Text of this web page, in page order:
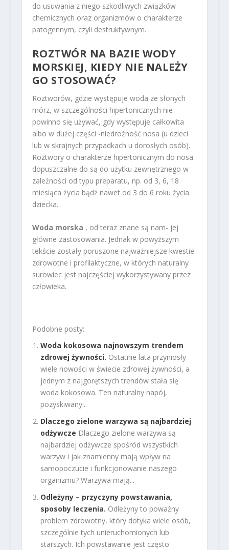
do usuwania z niego szkodliwych związków
chemicznych oraz organizmów o charakterze
patogennym, czyli destruktywnym.
ROZTWÓR NA BAZIE WODY
MORSKIEJ, KIEDY NIE NALEŻY
GO STOSOWAĆ?
Roztworów, gdzie występuje woda ze słonych
mórz, w szczególności hipertonicznych nie
powinno się używać, gdy występuje całkowita
albo w dużej części -niedrożność nosa (u dzieci
lub w skrajnych przypadkach u dorosłych osób).
Roztwory o charakterze hipertonicznym do nosa
dopuszczalne do są do użytku zewnętrznego w
zależności od typu preparatu, np. od 3, 6, 18
miesiąca życia bądź nawet od 3 do 6 roku życia
dziecka.
Woda morska , od teraz znane są nam- jej
główne zastosowania. Jednak w powyższym
tekście zostały poruszone najważniejsze kwestie
zdrowotne i profilaktyczne, w których naturalny
surowiec jest najczęściej wykorzystywany przez
człowieka.
Podobne posty:
Woda kokosowa najnowszym trendem
zdrowej żywności. Ostatnie lata przyniosły
wiele nowości w świecie zdrowej żywności, a
jednym z najgorętszych trendów stała się
woda kokosowa. Ten naturalny napój,
pozyskiwany...
Dlaczego zielone warzywa są najbardziej
odżywcze Dlaczego zielone warzywa są
najbardziej odżywcze spośród wszystkich
warzyw i jak znamienny mają wpływ na
samopoczucie i funkcjonowanie naszego
organizmu? Warzywa mają...
Odleżyny – przyczyny powstawania,
sposoby leczenia. Odleżyny to poważny
problem zdrowotny, który dotyka wiele osób,
szczególnie tych unieruchomionych lub
starszych. Ich powstawanie jest często